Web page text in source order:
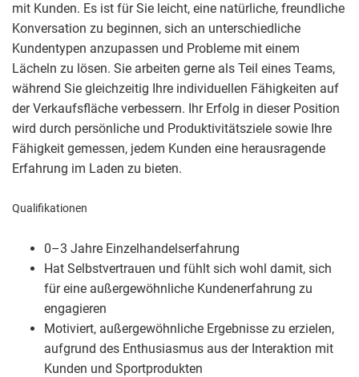
mit Kunden. Es ist für Sie leicht, eine natürliche, freundliche
Konversation zu beginnen, sich an unterschiedliche
Kundentypen anzupassen und Probleme mit einem
Lächeln zu lösen. Sie arbeiten gerne als Teil eines Teams,
während Sie gleichzeitig Ihre individuellen Fähigkeiten auf
der Verkaufsfläche verbessern. Ihr Erfolg in dieser Position
wird durch persönliche und Produktivitätsziele sowie Ihre
Fähigkeit gemessen, jedem Kunden eine herausragende
Erfahrung im Laden zu bieten.
Qualifikationen
0–3 Jahre Einzelhandelserfahrung
Hat Selbstvertrauen und fühlt sich wohl damit, sich
für eine außergewöhnliche Kundenerfahrung zu
engagieren
Motiviert, außergewöhnliche Ergebnisse zu erzielen,
aufgrund des Enthusiasmus aus der Interaktion mit
Kunden und Sportprodukten